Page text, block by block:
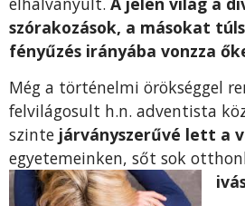
szórakozások, a másokat
fényűzés irányába vonzza
Még a történelmi örökséggel
felvilágosult h.n. adventista
szinte járványszerűvé lett a
egyetemeinken, sőt sok